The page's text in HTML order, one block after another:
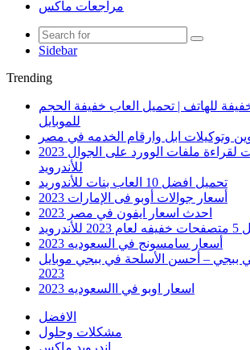
مراجعات ماكس
Sidebar
Trending
للهاتف | تحميل العاب خفيفة الحجم
للموبايل
وتوكيلات ابل وارقام الخدمه في مصر
أفضل 5 تطبيقات لقراءة ملفات الوورد على الجوال 2023
للأندرويد
تحميل افضل 10 العاب بنات للأندوريد
أسعار جوالات أوبو فى الإمارات 2023
احدث اسعار ايفون في مصر 2023
أسعار سامسونج في السعوديه 2023
في ببجي – أحسن الأسلحة في ببجي موبايل
2023
اسعار اوبو في االسعوديه 2023
الافضل
مشكلات وحلول
اندرويد ماكس